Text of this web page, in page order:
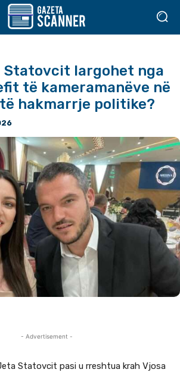
Statovcit largohet nga
të kameramanëve në
hakmarrje politike?
- Advertisement -
Statovcit pasi u rreshtua krah Vjosa